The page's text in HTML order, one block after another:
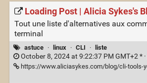
Loading Post | Alicia Sykes's
Tout une liste d'alternatives aux
terminal
astuce · linux · CLI · liste
October 8, 2024 at 9:22:37 PM GMT+2 * ·
https://www.aliciasykes.com/blog/cli-tools-